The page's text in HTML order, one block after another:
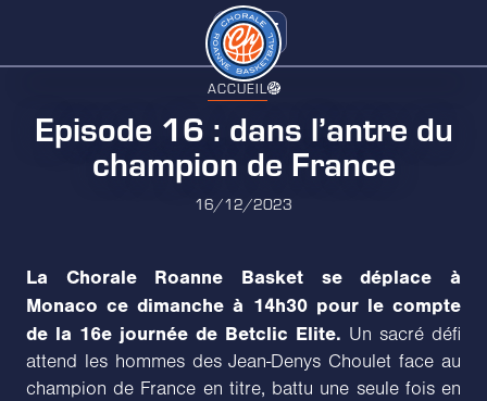
ACCUEIL
Episode 16 : dans l’antre du
champion de France
16/12/2023
La Chorale Roanne Basket se déplace à
Monaco ce dimanche à 14h30 pour le compte
de la 16e journée de Betclic Elite. Un sacré défi
attend les hommes des Jean-Denys Choulet face au
champion de France en titre, battu une seule fois en